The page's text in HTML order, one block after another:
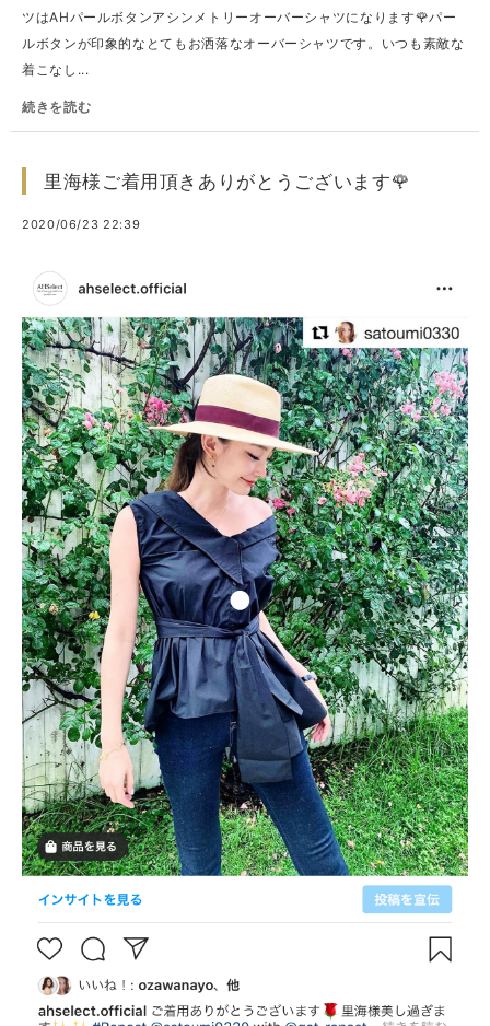
ツはAHパールボタンアシンメトリーオーバーシャツになります🌹パー
ルボタンが印象的なとてもお洒落なオーバーシャツです。いつも素敵な
着こなし...
続きを読む
里海様ご着用頂きありがとうございます🌹
2020/06/23 22:39